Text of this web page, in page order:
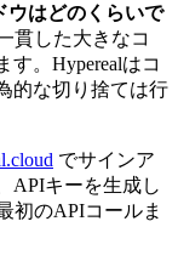
ウはどのくらいで
貫した大きなコ
。Hyperealはコ
的な切り捨ては行
でサインア
APIキーを生成し
初のAPIコールま